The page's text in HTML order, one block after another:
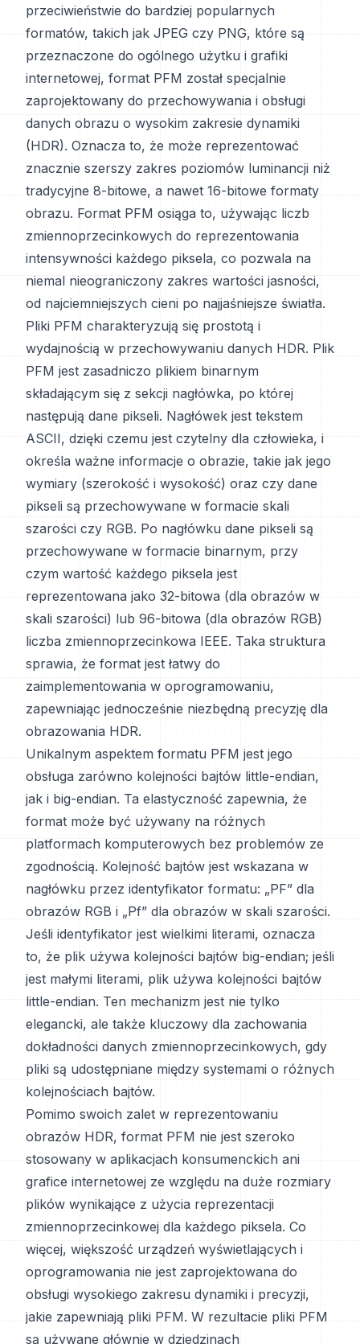
przeciwieństwie do bardziej popularnych
formatów, takich jak JPEG czy PNG, które są
przeznaczone do ogólnego użytku i grafiki
internetowej, format PFM został specjalnie
zaprojektowany do przechowywania i obsługi
danych obrazu o wysokim zakresie dynamiki
(HDR). Oznacza to, że może reprezentować
znacznie szerszy zakres poziomów luminancji niż
tradycyjne 8-bitowe, a nawet 16-bitowe formaty
obrazu. Format PFM osiąga to, używając liczb
zmiennoprzecinkowych do reprezentowania
intensywności każdego piksela, co pozwala na
niemal nieograniczony zakres wartości jasności,
od najciemniejszych cieni po najjaśniejsze światła.
Pliki PFM charakteryzują się prostotą i
wydajnością w przechowywaniu danych HDR. Plik
PFM jest zasadniczo plikiem binarnym
składającym się z sekcji nagłówka, po której
następują dane pikseli. Nagłówek jest tekstem
ASCII, dzięki czemu jest czytelny dla człowieka, i
określa ważne informacje o obrazie, takie jak jego
wymiary (szerokość i wysokość) oraz czy dane
pikseli są przechowywane w formacie skali
szarości czy RGB. Po nagłówku dane pikseli są
przechowywane w formacie binarnym, przy
czym wartość każdego piksela jest
reprezentowana jako 32-bitowa (dla obrazów w
skali szarości) lub 96-bitowa (dla obrazów RGB)
liczba zmiennoprzecinkowa IEEE. Taka struktura
sprawia, że format jest łatwy do
zaimplementowania w oprogramowaniu,
zapewniając jednocześnie niezbędną precyzję dla
obrazowania HDR.
Unikalnym aspektem formatu PFM jest jego
obsługa zarówno kolejności bajtów little-endian,
jak i big-endian. Ta elastyczność zapewnia, że
format może być używany na różnych
platformach komputerowych bez problemów ze
zgodnością. Kolejność bajtów jest wskazana w
nagłówku przez identyfikator formatu: „PF” dla
obrazów RGB i „Pf” dla obrazów w skali szarości.
Jeśli identyfikator jest wielkimi literami, oznacza
to, że plik używa kolejności bajtów big-endian; jeśli
jest małymi literami, plik używa kolejności bajtów
little-endian. Ten mechanizm jest nie tylko
elegancki, ale także kluczowy dla zachowania
dokładności danych zmiennoprzecinkowych, gdy
pliki są udostępniane między systemami o różnych
kolejnościach bajtów.
Pomimo swoich zalet w reprezentowaniu
obrazów HDR, format PFM nie jest szeroko
stosowany w aplikacjach konsumenckich ani
grafice internetowej ze względu na duże rozmiary
plików wynikające z użycia reprezentacji
zmiennoprzecinkowej dla każdego piksela. Co
więcej, większość urządzeń wyświetlających i
oprogramowania nie jest zaprojektowana do
obsługi wysokiego zakresu dynamiki i precyzji,
jakie zapewniają pliki PFM. W rezultacie pliki PFM
są używane głównie w dziedzinach